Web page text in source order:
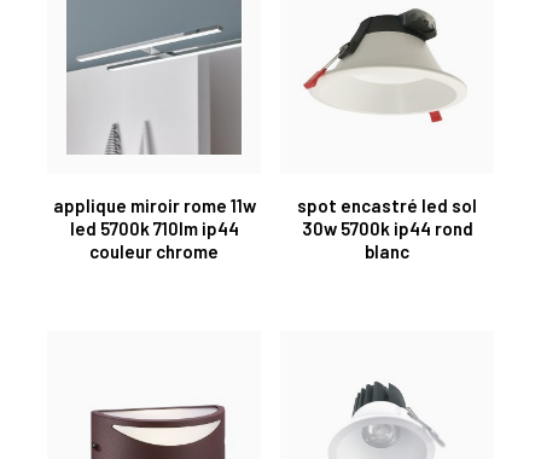
applique miroir rome 11w
led 5700k 710lm ip44
couleur chrome
spot encastré led sol
30w 5700k ip44 rond
blanc